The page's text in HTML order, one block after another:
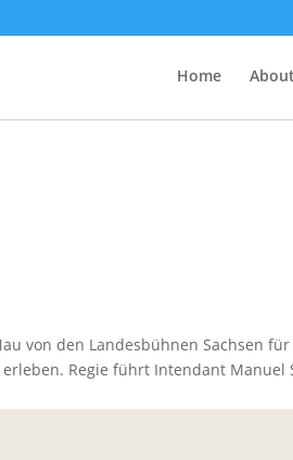
Home About
von den Landesbühnen Sachsen
Regie führt Intendant Manuel